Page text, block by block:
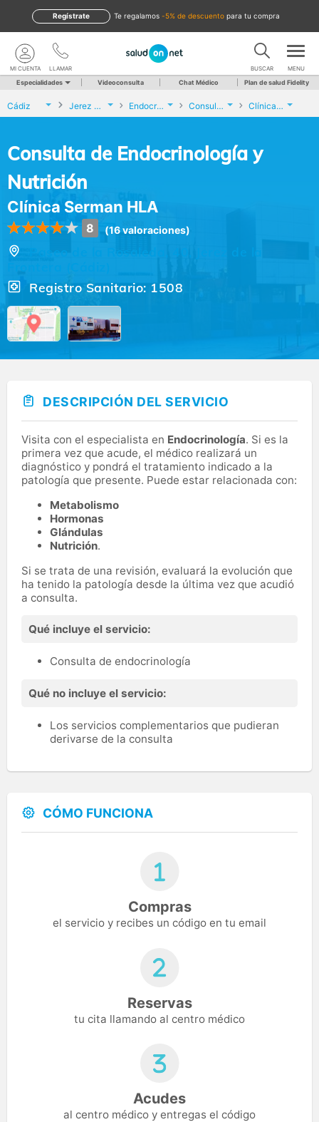
te regalamos -5% de descuento para tu compra
Regístrate
LLAMAR
MI CUENTA BUSCAR MENU
Especialidades Videoconsulta Chat Médico Plan de salud Fidelity
Cádiz Jerez de la Frontera Endocrinología y Nutrición Consulta de Endocrinología y Nutrición Clínica Serman HLA
Consulta de Endocrinología y
Nutrición
Clínica Serman HLA
8 (16 valoraciones)
Registro Sanitario: 1508
DESCRIPCIÓN DEL SERVICIO
Visita con el especialista en Endocrinología. Si es la
primera vez que acude, el médico realizará un
diagnóstico y pondrá el tratamiento indicado a la
patología que presente. Puede estar relacionada con:
Metabolismo
Hormonas
Glándulas
Nutrición.
Si se trata de una revisión, evaluará la evolución que
ha tenido la patología desde la última vez que acudió
a consulta.
Qué incluye el servicio:
Consulta de endocrinología
Qué no incluye el servicio:
Los servicios complementarios que pudieran
derivarse de la consulta
CÓMO FUNCIONA
Compras
el servicio y recibes un código en tu email
Reservas
tu cita llamando al centro médico
Acudes
al centro médico y entregas el código